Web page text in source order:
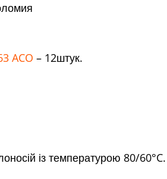
ACO – 12штук.
із температурою 80/60°C.